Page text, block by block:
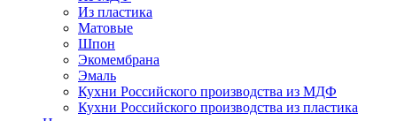
Из пластика
Матовые
Шпон
Экомембрана
Эмаль
Кухни Российского производства из МДФ
Кухни Российского производства из пластика